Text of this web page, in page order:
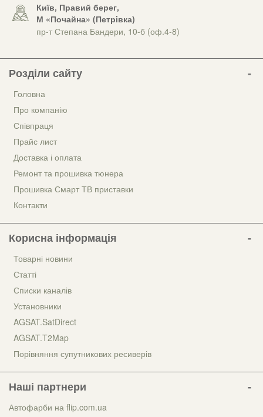
Київ, Правий берег,
М «Почайна» (Петрiвка)
пр-т Степана Бандери, 10-б (оф.4-8)
Розділи сайту
Головна
Про компанію
Співпраця
Прайс лист
Доставка і оплата
Ремонт та прошивка тюнера
Прошивка Смарт ТВ приставки
Контакти
Корисна інформація
Товарні новини
Статті
Списки каналів
Установники
AGSAT.SatDirect
AGSAT.T2Map
Порівняння супутникових ресиверів
Наші партнери
Автофарби на flip.com.ua